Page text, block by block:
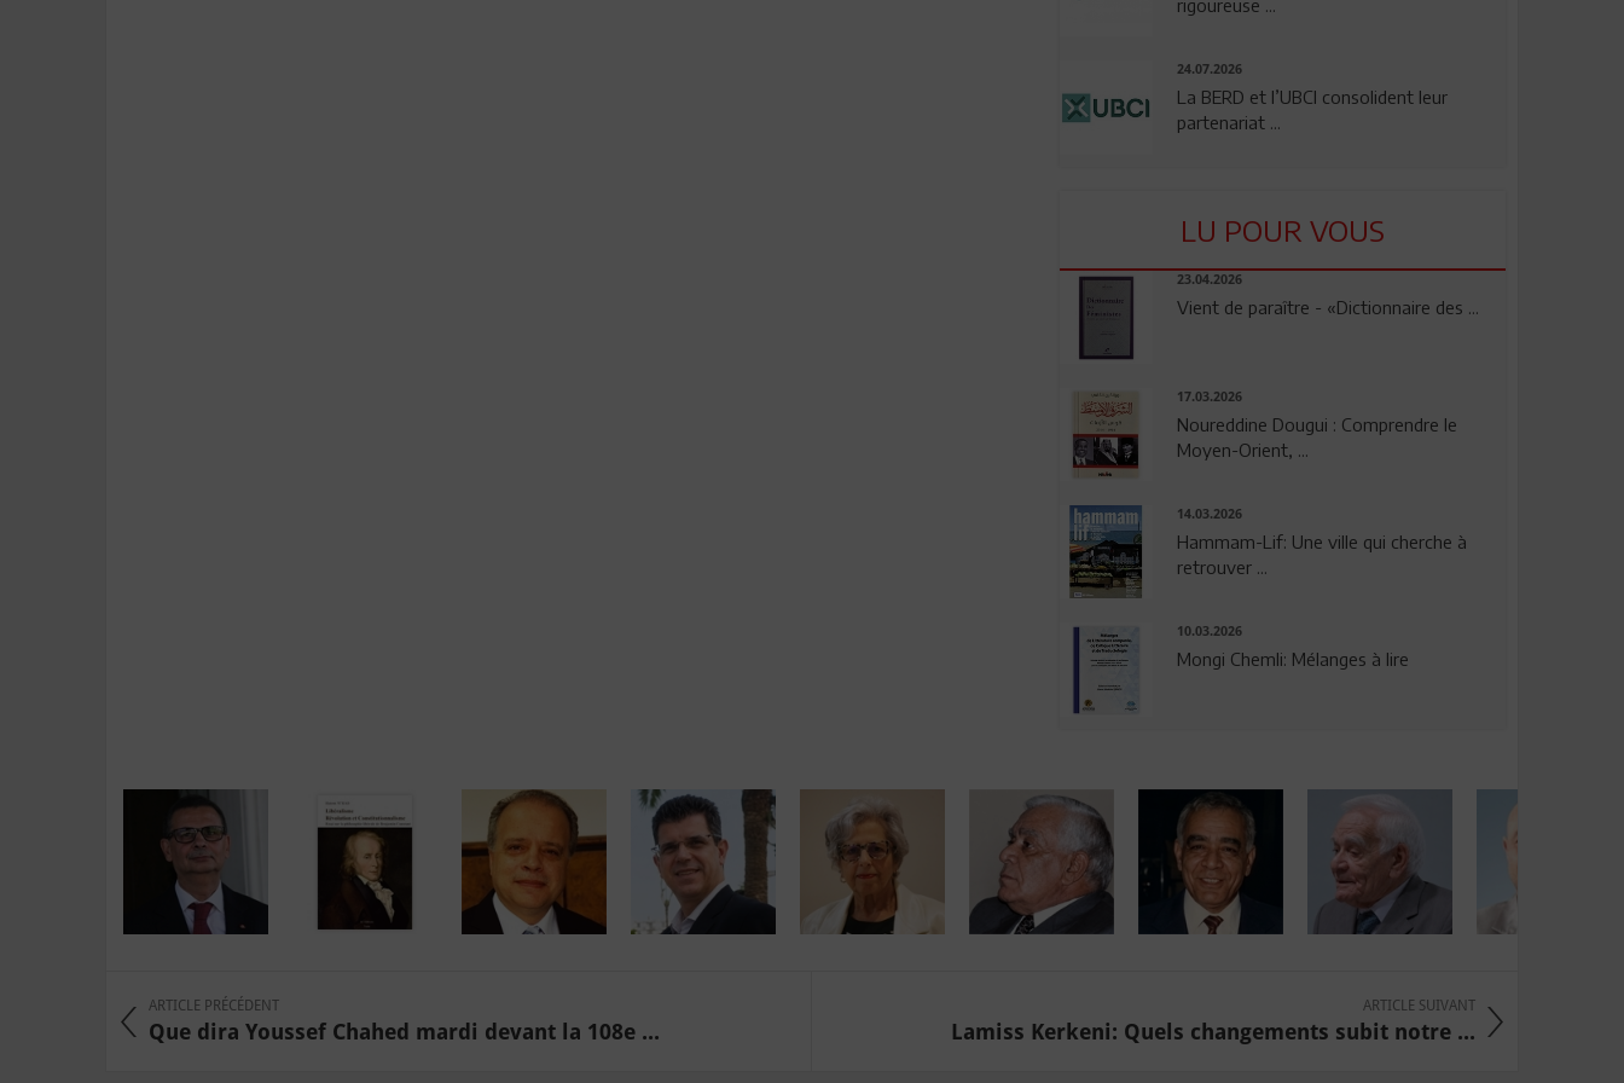
rigoureuse ...
24.07.2026
La BERD et l’UBCI consolident leur
partenariat ...
LU POUR VOUS
23.04.2026
Vient de paraître - «Dictionnaire des ...
17.03.2026
Noureddine Dougui : Comprendre le
Moyen-Orient, ...
14.03.2026
Hammam-Lif: Une ville qui cherche à
retrouver ...
10.03.2026
Mongi Chemli: Mélanges à lire
ARTICLE PRÉCÉDENT
Que dira Youssef Chahed mardi devant la 108e ...
ARTICLE SUIVANT
Lamiss Kerkeni: Quels changements subit notre ...